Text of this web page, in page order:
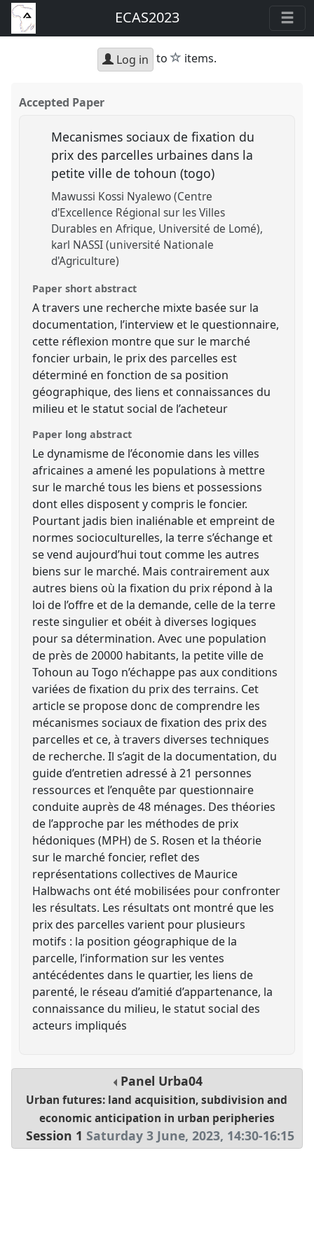
ECAS2023
Log in to star
items.
Accepted Paper
Mecanismes sociaux de fixation du
prix des parcelles urbaines dans la
petite ville de tohoun (togo)
Mawussi Kossi Nyalewo (Centre
d'Excellence Régional sur les Villes
Durables en Afrique, Université de Lomé)
karl NASSI (université Nationale
d'Agriculture)
Paper short abstract
A travers une recherche mixte basée sur la
documentation, l’interview et le questionnaire,
cette réflexion montre que sur le marché
foncier urbain, le prix des parcelles est
déterminé en fonction de sa position
géographique, des liens et connaissances du
milieu et le statut social de l’acheteur
Paper long abstract
Le dynamisme de l’économie dans les villes
africaines a amené les populations à mettre
sur le marché tous les biens et possessions
dont elles disposent y compris le foncier.
Pourtant jadis bien inaliénable et empreint de
normes socioculturelles, la terre s’échange et
se vend aujourd’hui tout comme les autres
biens sur le marché. Mais contrairement aux
autres biens où la fixation du prix répond à la
loi de l’offre et de la demande, celle de la terre
reste singulier et obéit à diverses logiques
pour sa détermination. Avec une population
de près de 20000 habitants, la petite ville de
Tohoun au Togo n’échappe pas aux conditions
variées de fixation du prix des terrains. Cet
article se propose donc de comprendre les
mécanismes sociaux de fixation des prix des
parcelles et ce, à travers diverses techniques
de recherche. Il s’agit de la documentation, du
guide d’entretien adressé à 21 personnes
ressources et l’enquête par questionnaire
conduite auprès de 48 ménages. Des théories
de l’approche par les méthodes de prix
hédoniques (MPH) de S. Rosen et la théorie
sur le marché foncier, reflet des
représentations collectives de Maurice
Halbwachs ont été mobilisées pour confronter
les résultats. Les résultats ont montré que les
prix des parcelles varient pour plusieurs
motifs : la position géographique de la
parcelle, l’information sur les ventes
antécédentes dans le quartier, les liens de
parenté, le réseau d’amitié d’appartenance, la
connaissance du milieu, le statut social des
acteurs impliqués
Panel Urba04
Urban futures: land acquisition, subdivision and
economic anticipation in urban peripheries
Session 1 Saturday 3 June, 2023, 14:30-16:15